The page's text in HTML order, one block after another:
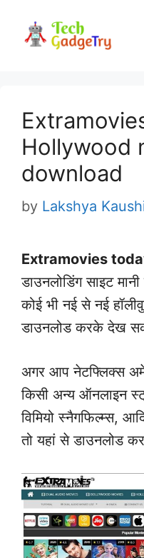
Hollywood
download
by Lakshya
Extramovies
डाउनलोडिंग साइट
कोई भी नई से नई
डाउनलोड करके देख
अगर आप नेटफ्लिक्स
किसी अन्य ऑनलाइन
विमियो स्नैगफिल्म्स,
तो यहां से डाउनलोड